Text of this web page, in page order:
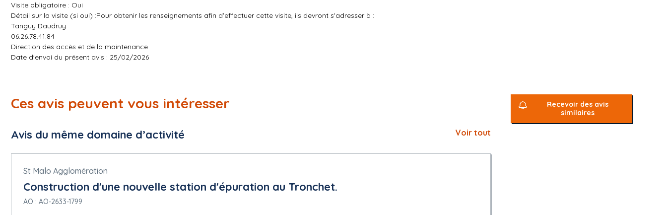
Visite obligatoire : Oui
Détail sur la visite (si oui) :Pour obtenir les renseignements afin d'effectuer cette visite, ils devront s'adresser à :
Tanguy Daudruy
06.26.78.41.84
Direction des accès et de la maintenance
Date d'envoi du présent avis : 25/02/2026
Ces avis peuvent vous intéresser
Avis du même domaine d’activité Voir tout
St Malo Agglomération
Construction d'une nouvelle station d'épuration au Tronchet.
AO : AO-2633-1799
Recevoir des avis
similaires